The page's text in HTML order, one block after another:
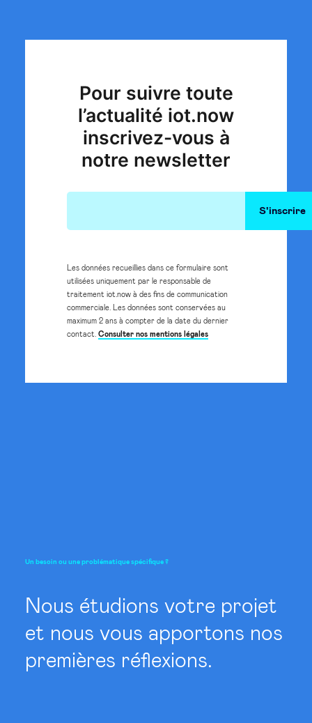
Pour suivre toute
l’actualité iot.now
inscrivez-vous à
notre newsletter
Les données recueillies dans ce formulaire sont
utilisées uniquement par le responsable de
traitement iot.now à des fins de communication
commerciale. Les données sont conservées au
maximum 2 ans à compter de la date du dernier
contact. Consulter nos mentions légales
Un besoin ou une problématique spécifique ?
Nous étudions votre projet
et nous vous apportons nos
premières réflexions.